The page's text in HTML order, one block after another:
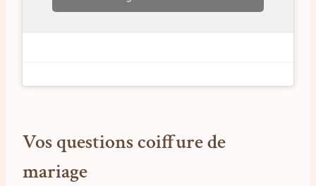
Vos questions coiffure de
mariage